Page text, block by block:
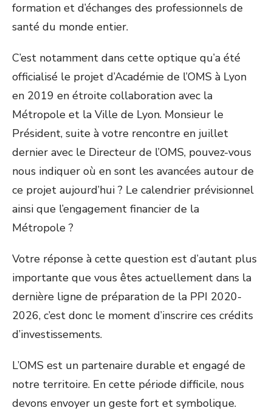
formation et d’échanges des professionnels de
santé du monde entier.
C’est notamment dans cette optique qu’a été
officialisé le projet d’Académie de l’OMS à Lyon
en 2019 en étroite collaboration avec la
Métropole et la Ville de Lyon. Monsieur le
Président, suite à votre rencontre en juillet
dernier avec le Directeur de l’OMS, pouvez-vous
nous indiquer où en sont les avancées autour de
ce projet aujourd’hui ? Le calendrier prévisionnel
ainsi que l’engagement financier de la
Métropole ?
Votre réponse à cette question est d’autant plus
importante que vous êtes actuellement dans la
dernière ligne de préparation de la PPI 2020-
2026, c’est donc le moment d’inscrire ces crédits
d’investissements.
L’OMS est un partenaire durable et engagé de
notre territoire. En cette période difficile, nous
devons envoyer un geste fort et symbolique.